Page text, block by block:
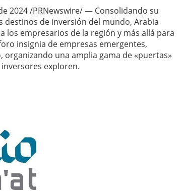
2024 /PRNewswire/ — Consolidando su
de inversión del mundo, Arabia
los empresarios de la región y más allá para
insignia de empresas emergentes,
organizando una amplia gama de «puertas»
exploren.